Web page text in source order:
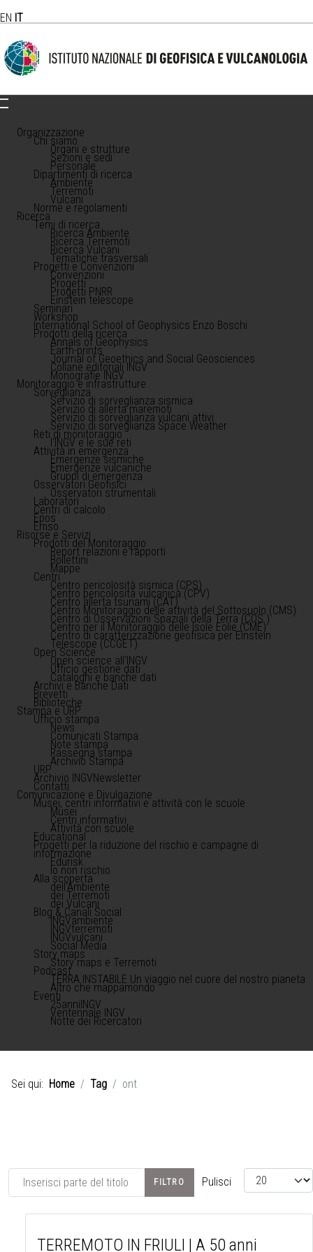
EN IT
Organizzazione
Chi siamo
Organi e strutture
Sezioni e sedi
Personale
Dipartimenti di ricerca
Ambiente
Terremoti
Vulcani
Norme e regolamenti
Ricerca
Temi di ricerca
Ricerca Ambiente
Ricerca Terremoti
Ricerca Vulcani
Tematiche trasversali
Progetti e Convenzioni
Convenzioni
Progetti
Progetti PNRR
Einstein telescope
Seminari
Workshop
International School of Geophysics Enzo Boschi
Prodotti della ricerca
Annals of Geophysics
Earth-prints
Journal of Geoethics and Social Geosciences
Collane editoriali INGV
Monografie INGV
Monitoraggio e infrastrutture
Sorveglianza
Servizio di sorveglianza sismica
Servizio di allerta maremoti
Servizio di sorveglianza vulcani attivi
Servizio di sorveglianza Space Weather
Reti di monitoraggio
l'INGV e le sue reti
Attività in emergenza
Emergenze sismiche
Emergenze vulcaniche
Gruppi di emergenza
Osservatori Geofisici
Osservatori strumentali
Laboratori
Centri di calcolo
Epos
Emso
Risorse e Servizi
Prodotti del Monitoraggio
Report relazioni e rapporti
Bollettini
Mappe
Centri
Centro pericolosità sismica (CPS)
Centro pericolosità vulcanica (CPV)
Centro allerta tsunami (CAT)
Centro Monitoraggio delle attività del Sottosuolo (CMS)
Centro di Osservazioni Spaziali della Terra (COS )
Centro per il Monitoraggio delle Isole Eolie (CME)
Centro di caratterizzazione geofisica per Einstein
Telescope (CCGET)
Open Science
Open science all'INGV
Ufficio gestione dati
Cataloghi e banche dati
Archivi e Banche Dati
Brevetti
Biblioteche
Stampa e URP
Ufficio stampa
News
Comunicati Stampa
Note stampa
Rassegna stampa
Archivio Stampa
URP
Archivio INGVNewsletter
Contatti
Comunicazione e Divulgazione
Musei, centri informativi e attività con le scuole
Musei
Centri informativi
Attività con scuole
Educational
Progetti per la riduzione del rischio e campagne di
informazione
Edurisk
Io non rischio
Alla scoperta
dell'Ambiente
dei Terremoti
dei Vulcani
Blog & Canali Social
INGVambiente
INGVterremoti
INGVvulcani
Social Media
Story maps
Story maps e Terremoti
Podcast
TERRA INSTABILE Un viaggio nel cuore del nostro pianeta
Altro che mappamondo
Eventi
25anniINGV
Ventennale INGV
Notte dei Ricercatori
Sei qui: Home Tag ont
Inserisci parte del titolo FILTRO Pulisci Visualizza #
TERREMOTO IN FRIULI | A 50 anni